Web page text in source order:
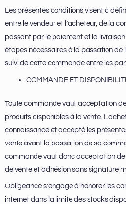
Les présentes conditions visent à
entre le vendeur et l’acheteur, de la
passant par le paiement et la
étapes nécessaires à la passation de
suivi de cette commande entre les
COMMANDE ET
Toute commande vaut acceptation
produits disponibles à la vente.
connaissance et accepté les
vente avant la passation de sa
commande vaut donc acceptation
de vente et adhésion sans signature
Obligeance s’engage à honorer les
internet dans la limite des stocks